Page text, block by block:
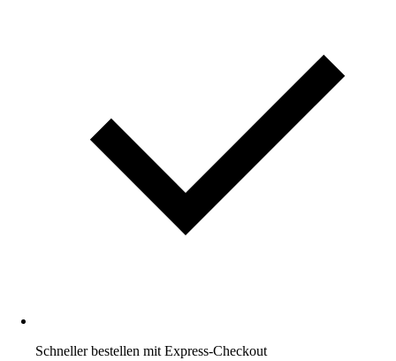
Schneller bestellen mit Express-Checkout